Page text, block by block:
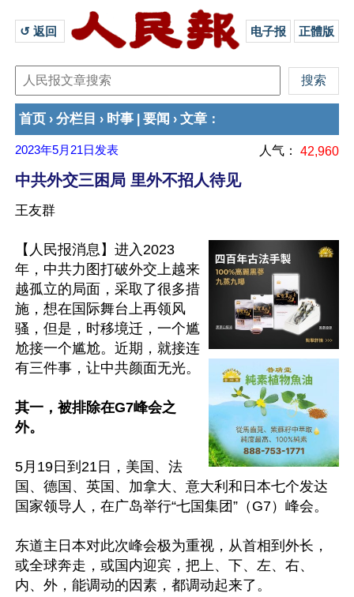
↺ 返回 电子报 正體版
首页 › 分栏目 › 时事 要闻 › 文章 ：
2023年5月21日 发表 人气： 42,960
中共外交三困局 里外不招人待见
王友群
【人民报消息】进入2023
年，中共力图打破外交上越来
越孤立的局面，采取了很多措
施，想在国际舞台上再领风
骚，但是，时移境迁，一个尴
尬接一个尴尬。近期，就接连
有三件事，让中共颜面无光。
其一，被排除在G7峰会之
外。
5月19日到21日，美国、法
国、德国、英国、加拿大、意大利和日本七个发达
国家领导人，在广岛举行“七国集团”（G7）峰会。
东道主日本对此次峰会极为重视，从首相到外长，
或全球奔走，或国内迎宾，把上、下、左、右、
内、外，能调动的因素，都调动起来了。